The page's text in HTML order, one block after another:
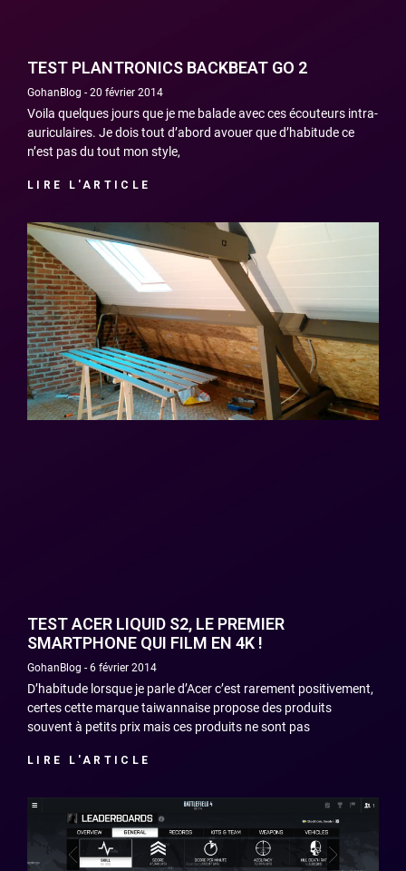
TEST PLANTRONICS BACKBEAT GO 2
GohanBlog 20 février 2014
Voila quelques jours que je me balade avec ces écouteurs intra-
auriculaires. Je dois tout d’abord avouer que d’habitude ce
n’est pas du tout mon style,
LIRE L'ARTICLE
TEST ACER LIQUID S2, LE PREMIER
SMARTPHONE QUI FILM EN 4K !
GohanBlog 6 février 2014
D’habitude lorsque je parle d’Acer c’est rarement positivement,
certes cette marque taiwannaise propose des produits
souvent à petits prix mais ces produits ne sont pas
LIRE L'ARTICLE